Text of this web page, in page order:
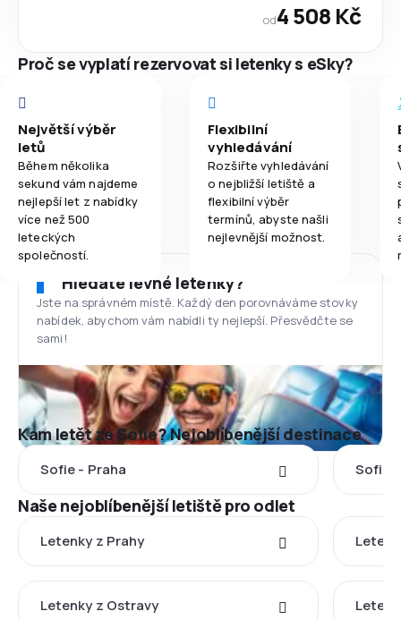
od4 508 Kč
Proč se vyplatí rezervovat si letenky s eSky?
Největší výběr
letů
Během několika
sekund vám najdeme
nejlepší let z nabídky
více než 500
leteckých
společností.
Flexibilní
vyhledávání
Rozšiřte vyhledávání
o nejbližší letiště a
flexibilní výběr
termínů, abyste našli
nejlevnější možnost.
Hledáte levné letenky?
Jste na správném místě. Každý den porovnáváme stovky
nabídek, abychom vám nabídli ty nejlepší. Přesvědčte se
sami!
Kam letět ze Sofie? Nejoblíbenější destinace
Sofie - Praha Sofie
Naše nejoblíbenější letiště pro odlet
Letenky z Prahy
Letenky z Ostravy